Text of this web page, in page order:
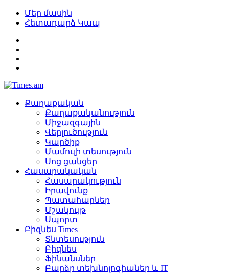
Մեր մասին
Հետադարձ Կապ
Քաղաքական
Քաղաքականություն
Միջազգային
Վերլուծություն
Կարծիք
Մամուլի տեսություն
Սոց ցանցեր
Հասարակական
Հասարակություն
Իրավունք
Պատահարներ
Մշակույթ
Սպորտ
Բիզնես Times
Տնտեսություն
Բիզնես
Ֆինանսներ
Բարձր տեխնոլոգիաներ և IT